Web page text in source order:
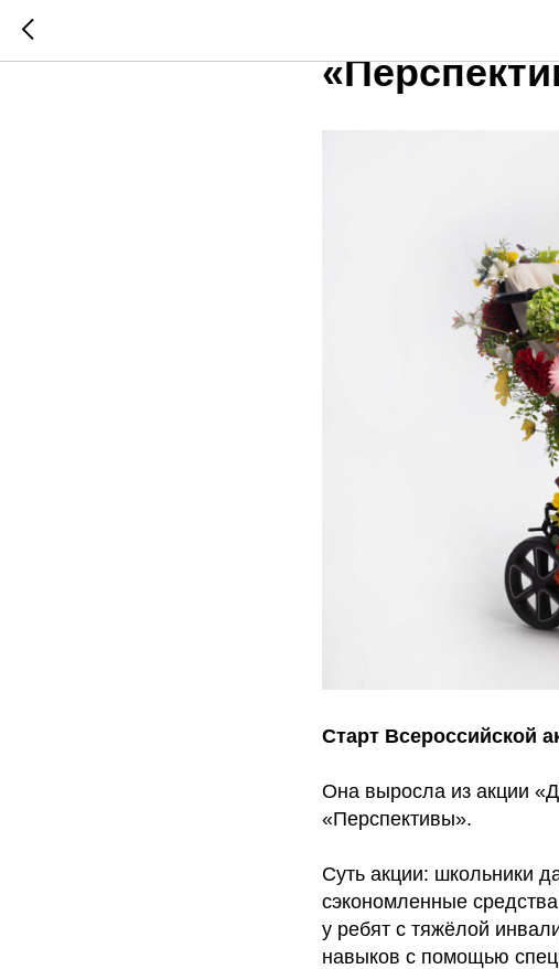
Старт
Старт Всероссийской
Она выросла из акции
«Перспективы».
Суть акции: школьники
сэкономленные
у ребят с тяжёлой
навыков с помощью